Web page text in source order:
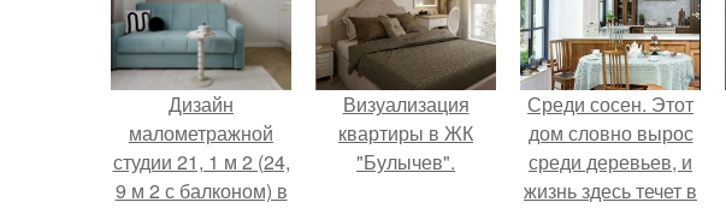
Дизайн
малометражной
студии 21, 1 м 2 (24,
9 м 2 с балконом) в
Визуализация
квартиры в ЖК
"Булычев".
Среди сосен. Этот
дом словно вырос
среди деревьев, и
жизнь здесь течет в